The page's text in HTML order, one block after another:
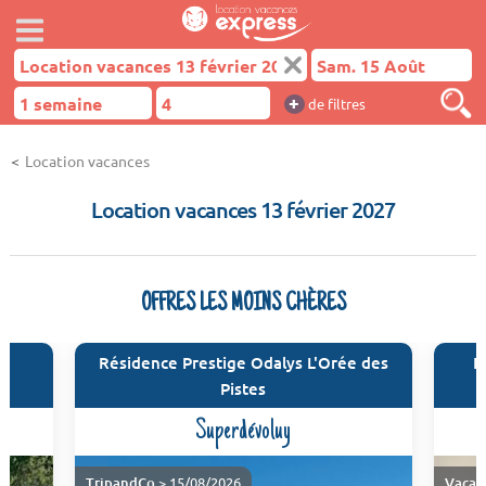
+ de filtres
Location vacances
Location vacances 13 février 2027
OFFRES LES MOINS CHÈRES
Résidence Prestige Odalys L'Orée des
Pistes
Superdévoluy
> 15/08/2026